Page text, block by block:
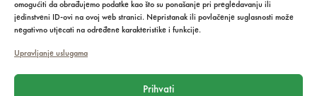
omogućiti da obrađujemo podatke kao što su ponašanje pri pregledavanju ili
jedinstveni ID-ovi na ovoj web stranici. Nepristanak ili povlačenje suglasnosti može
negativno utjecati na određene karakteristike i funkcije.
Upravljanje uslugama
Prihvati